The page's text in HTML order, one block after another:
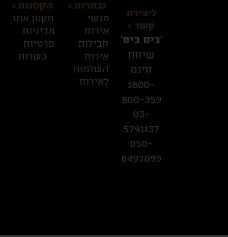
ליצירת
קשר >
׳ביס ביס׳
שיחת
חינם
1800-
800-359
03-
5791137
050-
6497099
נבחרות >
מגשי
אירוח
חבילות
אירוח
השלמות
לאירוח
הקטנות >
תקנון אתר
מדיניות
פרטיות
כשרות